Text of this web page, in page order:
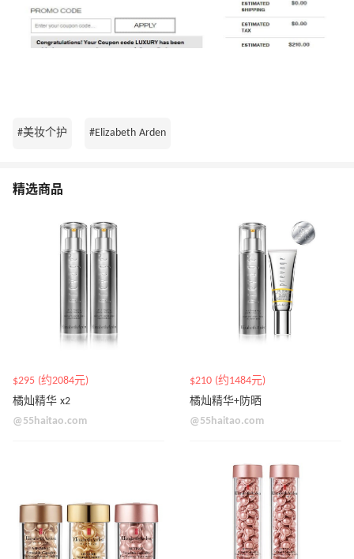
#美妆个护 #Elizabeth Arden
精选商品
$295 (约2084元)
橘灿精华 x2
@55haitao.com
$210 (约1484元)
橘灿精华+防晒
@55haitao.com